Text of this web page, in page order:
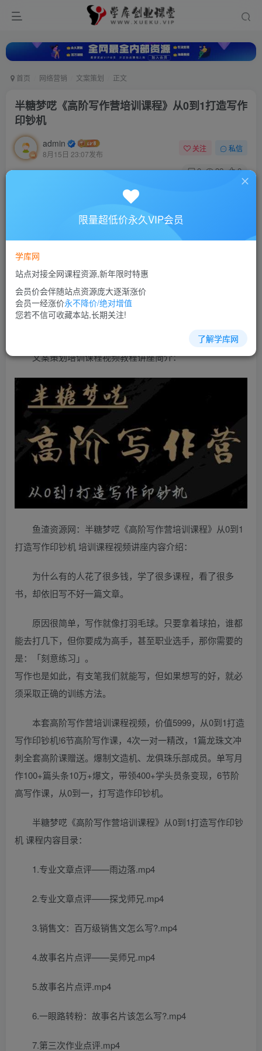
首页 网络营销 文案策划 正文
半糖梦呓《高阶写作营培训课程》从0到1打造写作
印钞机
admin
8月15日 23:07发布
关注 私信
0 32 0
半糖梦呓《高阶写作营培训课程》从0到1打造写作印钞机
此内容为付费资源，请付费后查看
10
立即购买
您当前未登录！建议登陆后购买，可保存购买订单
文案策划培训课程视频教程讲座简介：
鱼渣资源网：半糖梦呓《高阶写作营培训课程》从0到1
打造写作印钞机 培训课程视频讲座内容介绍：
为什么有的人花了很多钱，学了很多课程，看了很多
书，却依旧写不好一篇文章。
原因很简单，写作就像打羽毛球。只要拿着球拍，谁都
能去打几下，但你要成为高手，甚至职业选手，那你需要的
是：「刻意练习」。
写作也是如此，有支笔我们就能写，但如果想写的好，就必
须采取正确的训练方法。
本套高阶写作营培训课程视频，价值5999，从0到1打造
写作印钞机!6节高阶写作课，4次一对一精改，1篇龙珠文冲
刺全套高阶课赠送。爆制文造机、龙俱珠乐部成员。单写月
作100+篇头条10万+爆文，带领400+学头员条变现，6节阶
高写作课，从0到一，打写造作印钞机。
半糖梦呓《高阶写作营培训课程》从0到1打造写作印钞
机 课程内容目录：
1.专业文章点评——雨边落.mp4
2.专业文章点评——探戈师兄.mp4
3.销售文：百万级销售文怎么写?.mp4
4.故事名片点评——吴师兄.mp4
5.故事名片点评.mp4
6.一眼路转粉：故事名片该怎么写?.mp4
7.第三次作业点评.mp4
限量超低价永久VIP会员
学库网
站点对接全网课程资源,新年限时特惠
会员价会伴随站点资源庞大逐渐涨价
会员一经涨价永不降价/绝对增值
您若不信可收藏本站,长期关注!
了解学库网